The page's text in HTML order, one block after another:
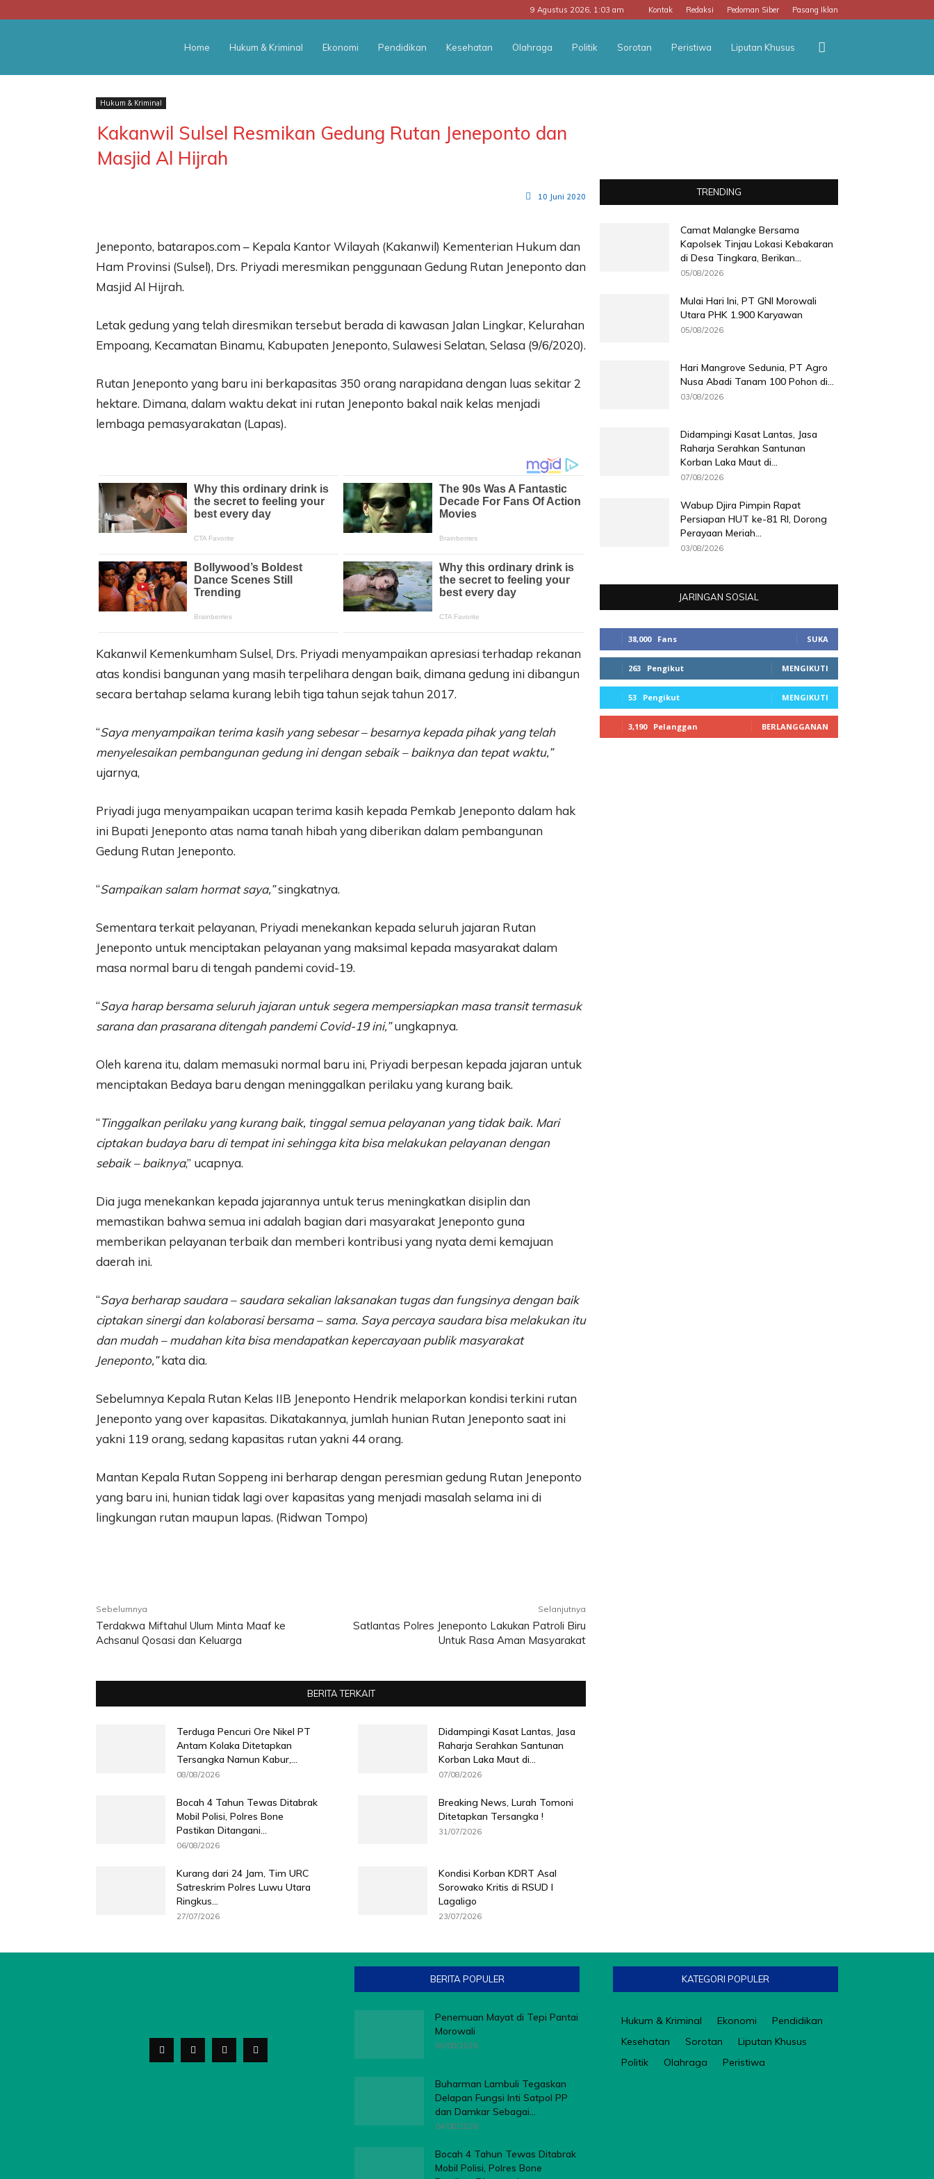
9 Agustus 2026, 1:03 am Kontak Redaksi Pedoman Siber Pasang Iklan
POS
Home Hukum & Kriminal Ekonomi Pendidikan Kesehatan Olahraga Politik Sorotan Peristiwa Liputan Khusus
Hukum & Kriminal
Kakanwil Sulsel Resmikan Gedung Rutan Jeneponto dan
Masjid Al Hijrah
10 Juni 2020
Jeneponto, batarapos.com – Kepala Kantor Wilayah (Kakanwil) Kementerian Hukum dan
Ham Provinsi (Sulsel), Drs. Priyadi meresmikan penggunaan Gedung Rutan Jeneponto dan
Masjid Al Hijrah.
Letak gedung yang telah diresmikan tersebut berada di kawasan Jalan Lingkar, Kelurahan
Empoang, Kecamatan Binamu, Kabupaten Jeneponto, Sulawesi Selatan, Selasa (9/6/2020).
Rutan Jeneponto yang baru ini berkapasitas 350 orang narapidana dengan luas sekitar 2
hektare. Dimana, dalam waktu dekat ini rutan Jeneponto bakal naik kelas menjadi
lembaga pemasyarakatan (Lapas).
Kakanwil Kemenkumham Sulsel, Drs. Priyadi menyampaikan apresiasi terhadap rekanan
atas kondisi bangunan yang masih terpelihara dengan baik, dimana gedung ini dibangun
secara bertahap selama kurang lebih tiga tahun sejak tahun 2017.
“Saya menyampaikan terima kasih yang sebesar – besarnya kepada pihak yang telah
menyelesaikan pembangunan gedung ini dengan sebaik – baiknya dan tepat waktu,”
ujarnya,
Priyadi juga menyampaikan ucapan terima kasih kepada Pemkab Jeneponto dalam hak
ini Bupati Jeneponto atas nama tanah hibah yang diberikan dalam pembangunan
Gedung Rutan Jeneponto.
“Sampaikan salam hormat saya,”singkatnya.
Sementara terkait pelayanan, Priyadi menekankan kepada seluruh jajaran Rutan
Jeneponto untuk menciptakan pelayanan yang maksimal kepada masyarakat dalam
masa normal baru di tengah pandemi covid-19.
“Saya harap bersama seluruh jajaran untuk segera mempersiapkan masa transit termasuk
sarana dan prasarana ditengah pandemi Covid-19 ini,”ungkapnya.
Oleh karena itu, dalam memasuki normal baru ini, Priyadi berpesan kepada jajaran untuk
menciptakan Bedaya baru dengan meninggalkan perilaku yang kurang baik.
“Tinggalkan perilaku yang kurang baik, tinggal semua pelayanan yang tidak baik. Mari
ciptakan budaya baru di tempat ini sehingga kita bisa melakukan pelayanan dengan
sebaik – baiknya,” ucapnya.
Dia juga menekankan kepada jajarannya untuk terus meningkatkan disiplin dan
memastikan bahwa semua ini adalah bagian dari masyarakat Jeneponto guna
memberikan pelayanan terbaik dan memberi kontribusi yang nyata demi kemajuan
daerah ini.
“Saya berharap saudara – saudara sekalian laksanakan tugas dan fungsinya dengan baik
ciptakan sinergi dan kolaborasi bersama – sama. Saya percaya saudara bisa melakukan itu
dan mudah – mudahan kita bisa mendapatkan kepercayaan publik masyarakat
Jeneponto,”kata dia.
Sebelumnya Kepala Rutan Kelas IIB Jeneponto Hendrik melaporkan kondisi terkini rutan
Jeneponto yang over kapasitas. Dikatakannya, jumlah hunian Rutan Jeneponto saat ini
yakni 119 orang, sedang kapasitas rutan yakni 44 orang.
Mantan Kepala Rutan Soppeng ini berharap dengan peresmian gedung Rutan Jeneponto
yang baru ini, hunian tidak lagi over kapasitas yang menjadi masalah selama ini di
lingkungan rutan maupun lapas. (Ridwan Tompo)
Sebelumnya
Terdakwa Miftahul Ulum Minta Maaf ke
Achsanul Qosasi dan Keluarga
Selanjutnya
Satlantas Polres Jeneponto Lakukan Patroli Biru
Untuk Rasa Aman Masyarakat
BERITA TERKAIT
Terduga Pencuri Ore Nikel PT
Antam Kolaka Ditetapkan
Tersangka Namun Kabur,...
08/08/2026
Didampingi Kasat Lantas, Jasa
Raharja Serahkan Santunan
Korban Laka Maut di...
07/08/2026
Bocah 4 Tahun Tewas Ditabrak
Mobil Polisi, Polres Bone
Pastikan Ditangani...
06/08/2026
Breaking News, Lurah Tomoni
Ditetapkan Tersangka !
31/07/2026
Kurang dari 24 Jam, Tim URC
Satreskrim Polres Luwu Utara
Ringkus...
27/07/2026
Kondisi Korban KDRT Asal
Sorowako Kritis di RSUD I
Lagaligo
23/07/2026
TRENDING
Camat Malangke Bersama
Kapolsek Tinjau Lokasi Kebakaran
di Desa Tingkara, Berikan...
05/08/2026
Mulai Hari Ini, PT GNI Morowali
Utara PHK 1.900 Karyawan
05/08/2026
Hari Mangrove Sedunia, PT Agro
Nusa Abadi Tanam 100 Pohon di...
03/08/2026
Didampingi Kasat Lantas, Jasa
Raharja Serahkan Santunan
Korban Laka Maut di...
07/08/2026
Wabup Djira Pimpin Rapat
Persiapan HUT ke-81 RI, Dorong
Perayaan Meriah...
03/08/2026
JARINGAN SOSIAL
38,000 Fans SUKA
263 Pengikut MENGIKUTI
53 Pengikut MENGIKUTI
3,190 Pelanggan BERLANGGANAN
BERITA POPULER
Penemuan Mayat di Tepi Pantai
Morowali
05/08/2026
Buharman Lambuli Tegaskan
Delapan Fungsi Inti Satpol PP
dan Damkar Sebagai...
04/08/2026
Bocah 4 Tahun Tewas Ditabrak
Mobil Polisi, Polres Bone
KATEGORI POPULER
Hukum & Kriminal Ekonomi
Pendidikan
Kesehatan
Sorotan
Liputan Khusus
Politik
Olahraga Peristiwa